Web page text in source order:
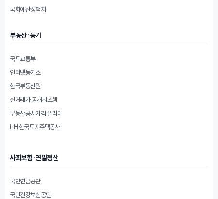
국회예산정책처
부동산·등기
국토교통부
인터넷등기소
한국부동산원
실거래가 공개시스템
부동산공시가격 알리미
LH 한국토지주택공사
사회보험·연말정산
국민연금공단
국민건강보험공단